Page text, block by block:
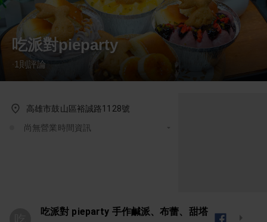
吃派對pieparty
· 1 則評論
高雄市鼓山區裕誠路1128號
尚無營業時間資訊
吃派對 pieparty 手作鹹派、布蕾、甜塔